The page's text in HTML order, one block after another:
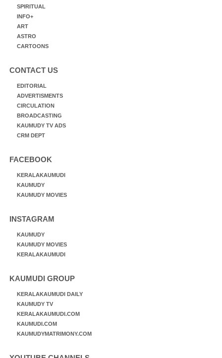
SPIRITUAL
INFO+
ART
ASTRO
CARTOONS
CONTACT US
EDITORIAL
ADVERTISMENTS
CIRCULATION
BROADCASTING
KAUMUDY TV ADS
CRM DEPT
FACEBOOK
KERALAKAUMUDI
KAUMUDY
KAUMUDY MOVIES
INSTAGRAM
KAUMUDY
KAUMUDY MOVIES
KERALAKAUMUDI
KAUMUDI GROUP
KERALAKAUMUDI DAILY
KAUMUDY TV
KERALAKAUMUDI.COM
KAUMUDI.COM
KAUMUDYMATRIMONY.COM